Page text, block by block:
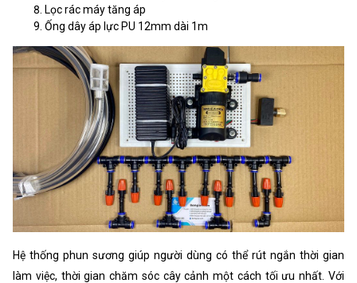
Lọc rác máy tăng áp
Ống dây áp lực PU 12mm dài 1m
Hệ thống phun sương giúp người dùng có thể rút ngắn thời gian
làm việc, thời gian chăm sóc cây cảnh một cách tối ưu nhất. Với